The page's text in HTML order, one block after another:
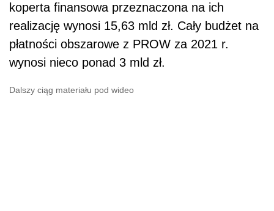
koperta finansowa przeznaczona na ich
realizację wynosi 15,63 mld zł. Cały budżet na
płatności obszarowe z PROW za 2021 r.
wynosi nieco ponad 3 mld zł.
Dalszy ciąg materiału pod wideo